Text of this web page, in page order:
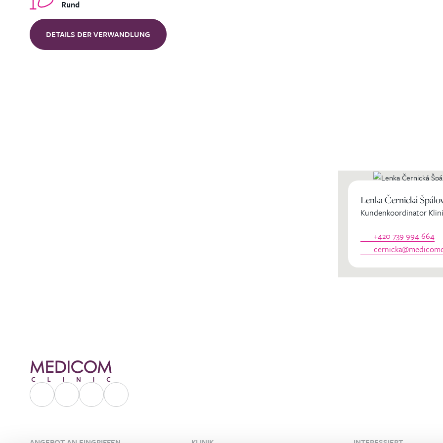
Rund
DETAILS DER VERWANDLUNG
Lenka Černická
Kundenkoordinator
+420 739 994 664